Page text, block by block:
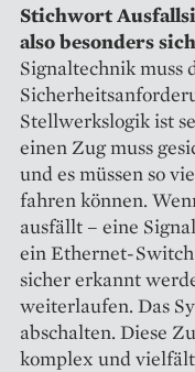
Stichwort
also besonders
Signaltechnik muss
Stellwerkslogik ist
einen Zug muss
und es müssen so
fahren können.
ausfällt – eine
ein Ethernet-Switch
sicher erkannt
weiterlaufen. Das
abschalten. Diese
komplex und